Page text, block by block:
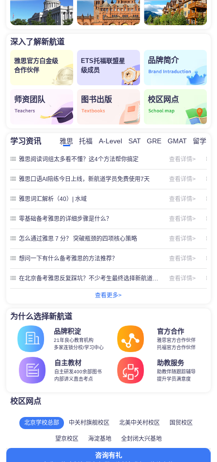
深入了解新航道
雅思官方白金级
合作伙伴
ETS托福联盟星
级成员
品牌简介
师资团队 图书出版 校区网点
学习资讯 雅思 托福 A-Level SAT GRE GMAT 留学
雅思阅读词组太多看不懂？这4个方法帮你搞定 查看详情>
雅思口语AI陪练今日上线，新航道学员免费使用7天 查看详情>
雅思词汇解析（40）| 水域 查看详情>
零基础备考雅思的详细步骤是什么？ 查看详情>
怎么通过雅思 7 分？ 突破瓶颈的四项核心策略 查看详情>
想问一下有什么备考雅思的方法推荐？ 查看详情>
在北京备考雅思反复踩坑？不少考生最终选择新航道北京学校的真实原因 查看详情>
查看更多>
为什么选择新航道
品牌积淀
21年良心教育机构
多家连锁分校/学习中心
官方合作
雅思官方合作伙伴
托福官方合作伙伴
自主教材
自主研发400余部图书
内部讲义直击考点
助教服务
助教伴随跟踪辅导
提升学员满意度
校区网点
北京学校总部 中关村旗舰校区 北美中关村校区 国贸校区
望京校区 海淀基地 全封闭大兴基地
咨询有礼